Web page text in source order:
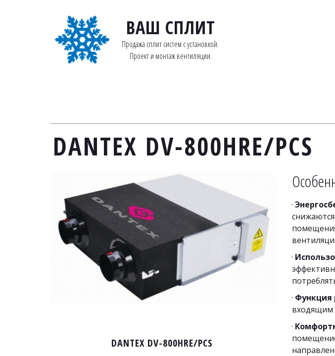
ВАШ СПЛИТ
Продажа сплит систем с установкой.
Проект и монтаж вентиляции.
DANTEX DV-800HRE/PCS
DANTEX DV-800HRE/PCS
·
·
· Функция
входящим
·